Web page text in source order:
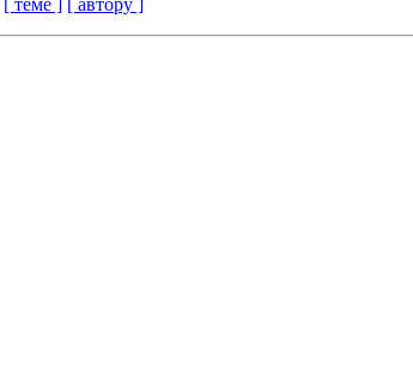
[ теме ] [ автору ]